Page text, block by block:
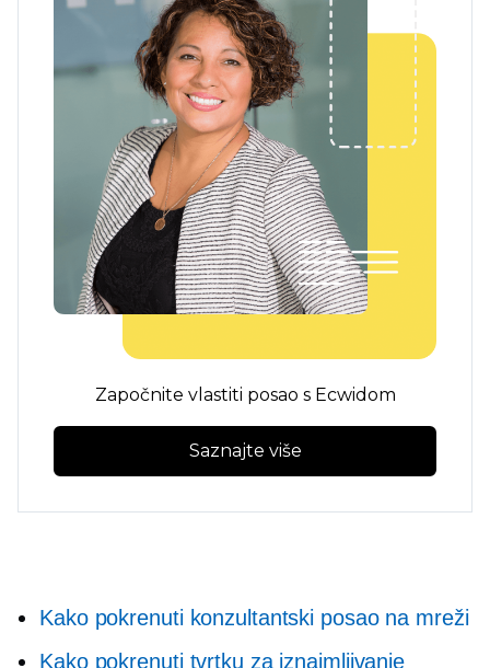
Započnite vlastiti posao s Ecwidom
Saznajte više
Kako pokrenuti konzultantski posao na mreži
Kako pokrenuti tvrtku za iznajmljivanje